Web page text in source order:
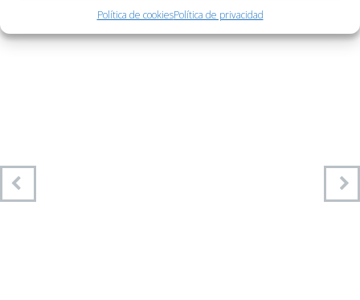
Política de cookiesPolítica de privacidad